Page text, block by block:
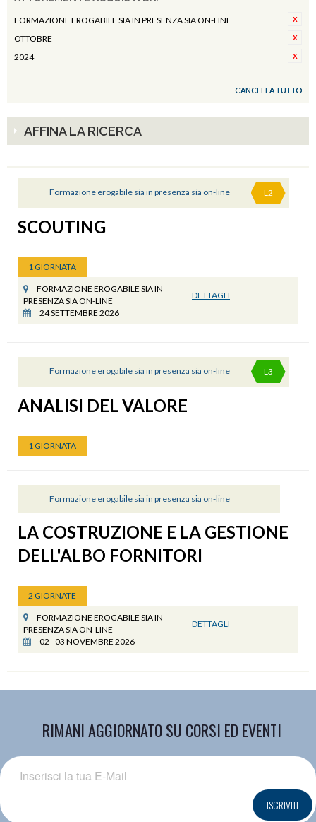
FORMAZIONE EROGABILE SIA IN PRESENZA SIA ON-LINE
OTTOBRE
2024
CANCELLA TUTTO
AFFINA LA RICERCA
Formazione erogabile sia in presenza sia on-line L2
SCOUTING
1 GIORNATA
FORMAZIONE EROGABILE SIA IN
PRESENZA SIA ON-LINE
24 SETTEMBRE 2026
DETTAGLI
Formazione erogabile sia in presenza sia on-line L3
ANALISI DEL VALORE
1 GIORNATA
Formazione erogabile sia in presenza sia on-line
LA COSTRUZIONE E LA GESTIONE
DELL'ALBO FORNITORI
2 GIORNATE
FORMAZIONE EROGABILE SIA IN
PRESENZA SIA ON-LINE
02 - 03 NOVEMBRE 2026
DETTAGLI
RIMANI AGGIORNATO SU CORSI ED EVENTI
ISCRIVITI